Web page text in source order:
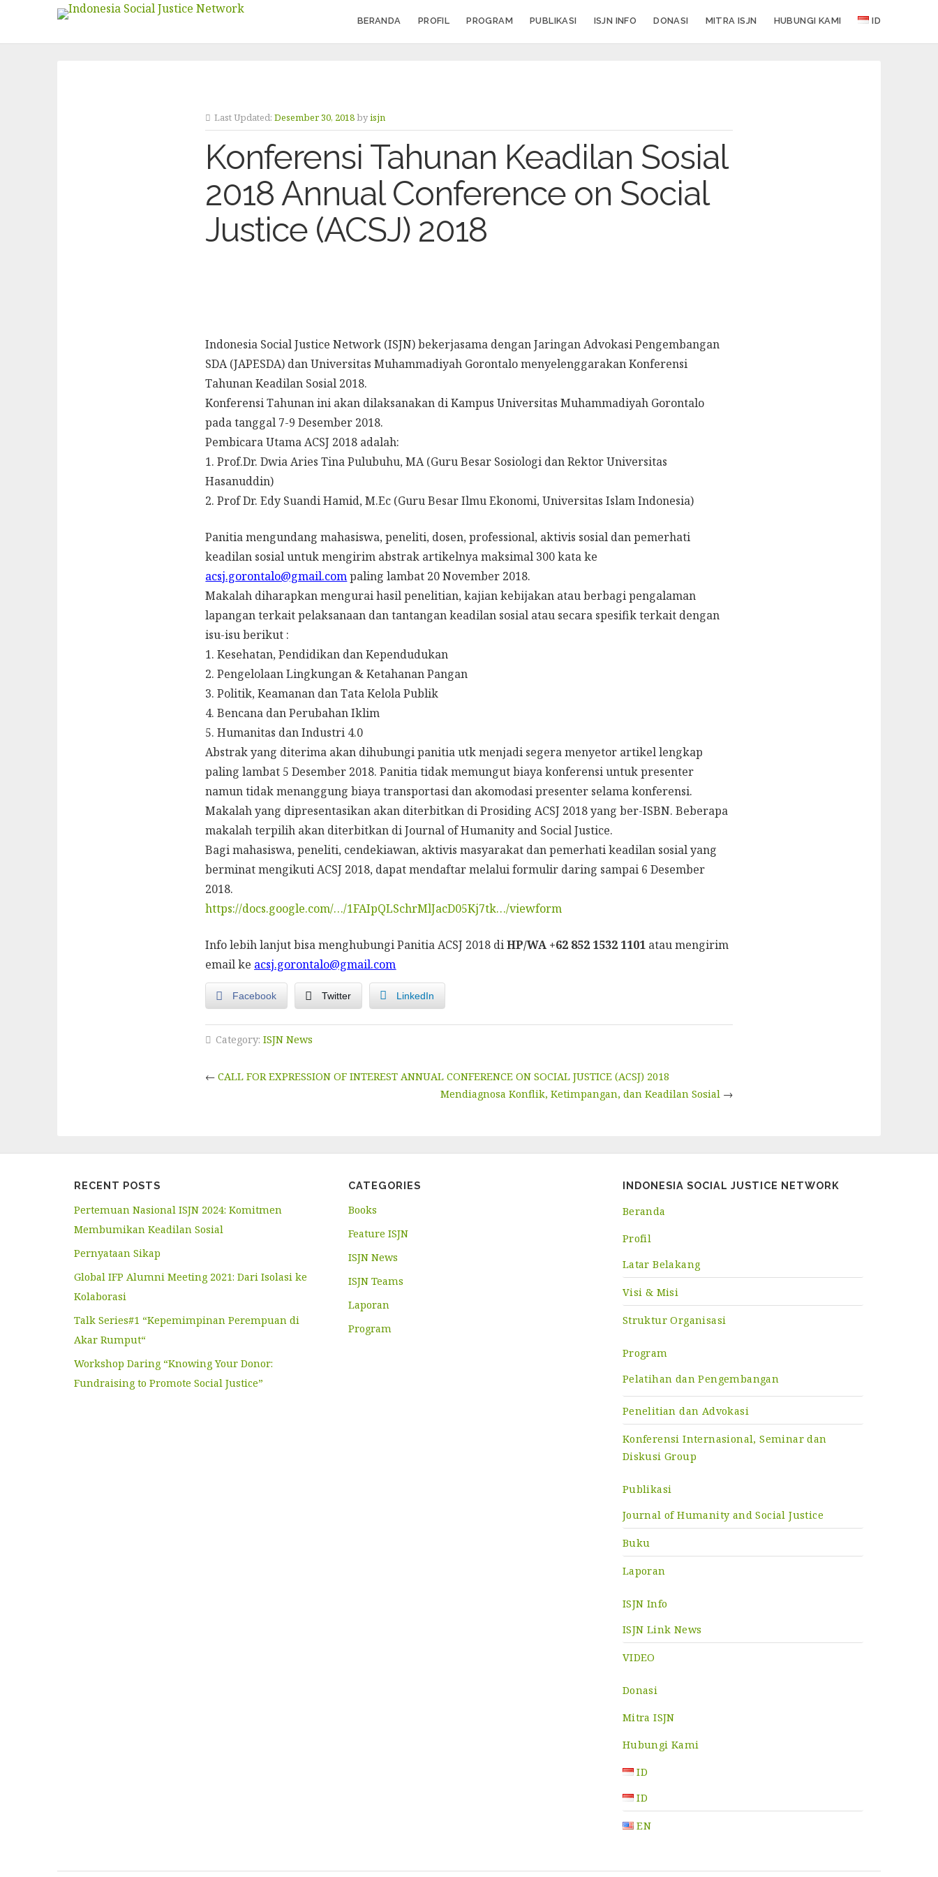
BERANDA PROFIL PROGRAM PUBLIKASI ISJN INFO DONASI MITRA ISJN HUBUNGI KAMI ID
Last Updated: Desember 30, 2018byisjn
Konferensi Tahunan Keadilan Sosial
2018 Annual Conference on Social
Justice (ACSJ) 2018
Indonesia Social Justice Network (ISJN) bekerjasama dengan Jaringan Advokasi Pengembangan
SDA (JAPESDA) dan Universitas Muhammadiyah Gorontalo menyelenggarakan Konferensi
Tahunan Keadilan Sosial 2018.
Konferensi Tahunan ini akan dilaksanakan di Kampus Universitas Muhammadiyah Gorontalo
pada tanggal 7-9 Desember 2018.
Pembicara Utama ACSJ 2018 adalah:
1. Prof.Dr. Dwia Aries Tina Pulubuhu, MA (Guru Besar Sosiologi dan Rektor Universitas
Hasanuddin)
2. Prof Dr. Edy Suandi Hamid, M.Ec (Guru Besar Ilmu Ekonomi, Universitas Islam Indonesia)
Panitia mengundang mahasiswa, peneliti, dosen, professional, aktivis sosial dan pemerhati
keadilan sosial untuk mengirim abstrak artikelnya maksimal 300 kata ke
acsj.gorontalo@gmail.compaling lambat 20 November 2018.
Makalah diharapkan mengurai hasil penelitian, kajian kebijakan atau berbagi pengalaman
lapangan terkait pelaksanaan dan tantangan keadilan sosial atau secara spesifik terkait dengan
isu-isu berikut :
1. Kesehatan, Pendidikan dan Kependudukan
2. Pengelolaan Lingkungan & Ketahanan Pangan
3. Politik, Keamanan dan Tata Kelola Publik
4. Bencana dan Perubahan Iklim
5. Humanitas dan Industri 4.0
Abstrak yang diterima akan dihubungi panitia utk menjadi segera menyetor artikel lengkap
paling lambat 5 Desember 2018. Panitia tidak memungut biaya konferensi untuk presenter
namun tidak menanggung biaya transportasi dan akomodasi presenter selama konferensi.
Makalah yang dipresentasikan akan diterbitkan di Prosiding ACSJ 2018 yang ber-ISBN. Beberapa
makalah terpilih akan diterbitkan di Journal of Humanity and Social Justice.
Bagi mahasiswa, peneliti, cendekiawan, aktivis masyarakat dan pemerhati keadilan sosial yang
berminat mengikuti ACSJ 2018, dapat mendaftar melalui formulir daring sampai 6 Desember
2018.
https://docs.google.com/…/1FAIpQLSchrMlJacD05Kj7tk…/viewform
Info lebih lanjut bisa menghubungi Panitia ACSJ 2018 diHP/WA +62 852 1532 1101 atau mengirim
email ke acsj.gorontalo@gmail.com
Facebook Twitter LinkedIn
Category:ISJN News
←CALL FOR EXPRESSION OF INTEREST ANNUAL CONFERENCE ON SOCIAL JUSTICE (ACSJ) 2018
Mendiagnosa Konflik, Ketimpangan, dan Keadilan Sosial→
RECENT POSTS
Pertemuan Nasional ISJN 2024: Komitmen
Membumikan Keadilan Sosial
Pernyataan Sikap
Global IFP Alumni Meeting 2021: Dari Isolasi ke
Kolaborasi
Talk Series#1 “Kepemimpinan Perempuan di
Akar Rumput“
Workshop Daring “Knowing Your Donor:
Fundraising to Promote Social Justice”
CATEGORIES
Books
Feature ISJN
ISJN News
ISJN Teams
Laporan
Program
INDONESIA SOCIAL JUSTICE NETWORK
Beranda
Profil
Latar Belakang
Visi & Misi
Struktur Organisasi
Program
Pelatihan dan Pengembangan
Penelitian dan Advokasi
Konferensi Internasional, Seminar dan
Diskusi Group
Publikasi
Journal of Humanity and Social Justice
Buku
Laporan
ISJN Info
ISJN Link News
VIDEO
Donasi
Mitra ISJN
Hubungi Kami
ID
ID
EN